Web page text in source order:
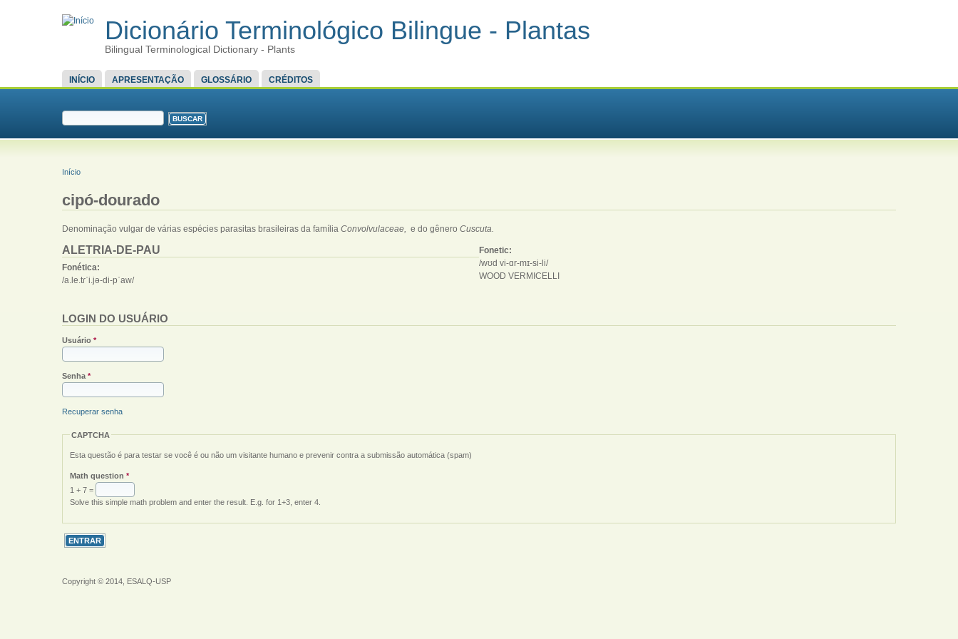
Dicionário Terminológico Bilingue - Plantas
Bilingual Terminological Dictionary - Plants
MENU PRINCIPAL
INÍCIO APRESENTAÇÃO GLOSSÁRIO CRÉDITOS
FORMULÁRIO DE BUSCA
VOCÊ ESTÁ AQUI
Início
cipó-dourado
Denominação vulgar de várias espécies parasitas brasileiras da família Convolvulaceae, e do gênero Cuscuta.
ALETRIA-DE-PAU
Fonética:
/a.le.tɾˈi.jə-di-pˈaw/
Fonetic:
/wʊd vi-ɑr-mɪ-si-li/
WOOD VERMICELLI
LOGIN DO USUÁRIO
Usuário *
Senha *
Recuperar senha
CAPTCHA
Esta questão é para testar se você é ou não um visitante humano e prevenir contra a submissão automática (spam)
Math question *
1 + 7 =
Solve this simple math problem and enter the result. E.g. for 1+3, enter 4.
Copyright © 2014, ESALQ-USP